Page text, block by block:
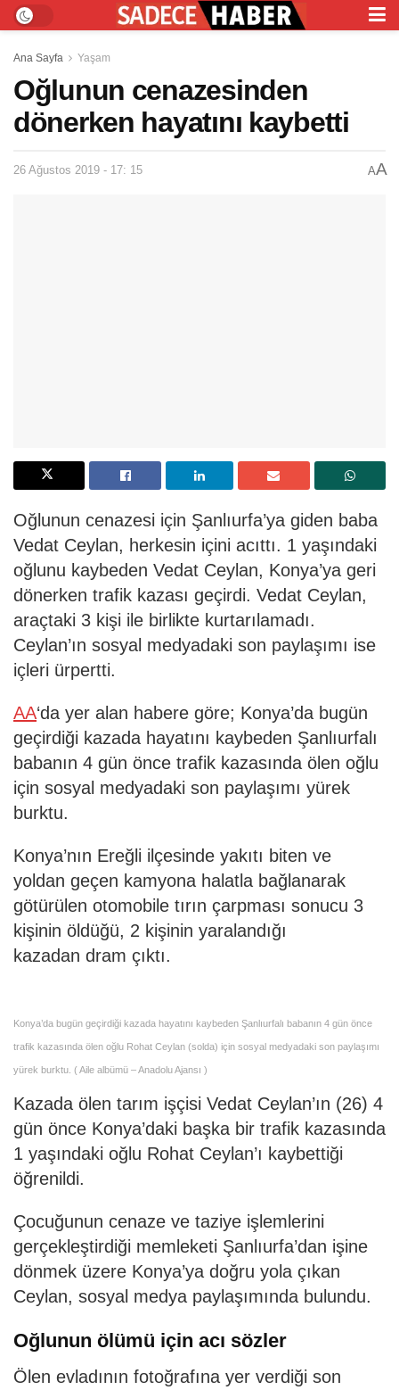
Ana Sayfa Yaşam
Oğlunun cenazesinden
dönerken hayatını kaybetti
26 Ağustos 2019 - 17: 15 AA
Oğlunun cenazesi için Şanlıurfa’ya giden baba
Vedat Ceylan, herkesin içini acıttı. 1 yaşındaki
oğlunu kaybeden Vedat Ceylan, Konya’ya geri
dönerken trafik kazası geçirdi. Vedat Ceylan,
araçtaki 3 kişi ile birlikte kurtarılamadı.
Ceylan’ın sosyal medyadaki son paylaşımı ise
içleri ürpertti.
AA‘da yer alan habere göre; Konya’da bugün
geçirdiği kazada hayatını kaybeden Şanlıurfalı
babanın 4 gün önce trafik kazasında ölen oğlu
için sosyal medyadaki son paylaşımı yürek
burktu.
Konya’nın Ereğli ilçesinde yakıtı biten ve
yoldan geçen kamyona halatla bağlanarak
götürülen otomobile tırın çarpması sonucu 3
kişinin öldüğü, 2 kişinin yaralandığı
kazadan dram çıktı.
Konya’da bugün geçirdiği kazada hayatını kaybeden Şanlıurfalı babanın 4 gün önce
trafik kazasında ölen oğlu Rohat Ceylan (solda) için sosyal medyadaki son paylaşımı
yürek burktu. ( Aile albümü – Anadolu Ajansı )
Kazada ölen tarım işçisi Vedat Ceylan’ın (26) 4
gün önce Konya’daki başka bir trafik kazasında
1 yaşındaki oğlu Rohat Ceylan’ı kaybettiği
öğrenildi.
Çocuğunun cenaze ve taziye işlemlerini
gerçekleştirdiği memleketi Şanlıurfa’dan işine
dönmek üzere Konya’ya doğru yola çıkan
Ceylan, sosyal medya paylaşımında bulundu.
Oğlunun ölümü için acı sözler
Ölen evladının fotoğrafına yer verdiği son